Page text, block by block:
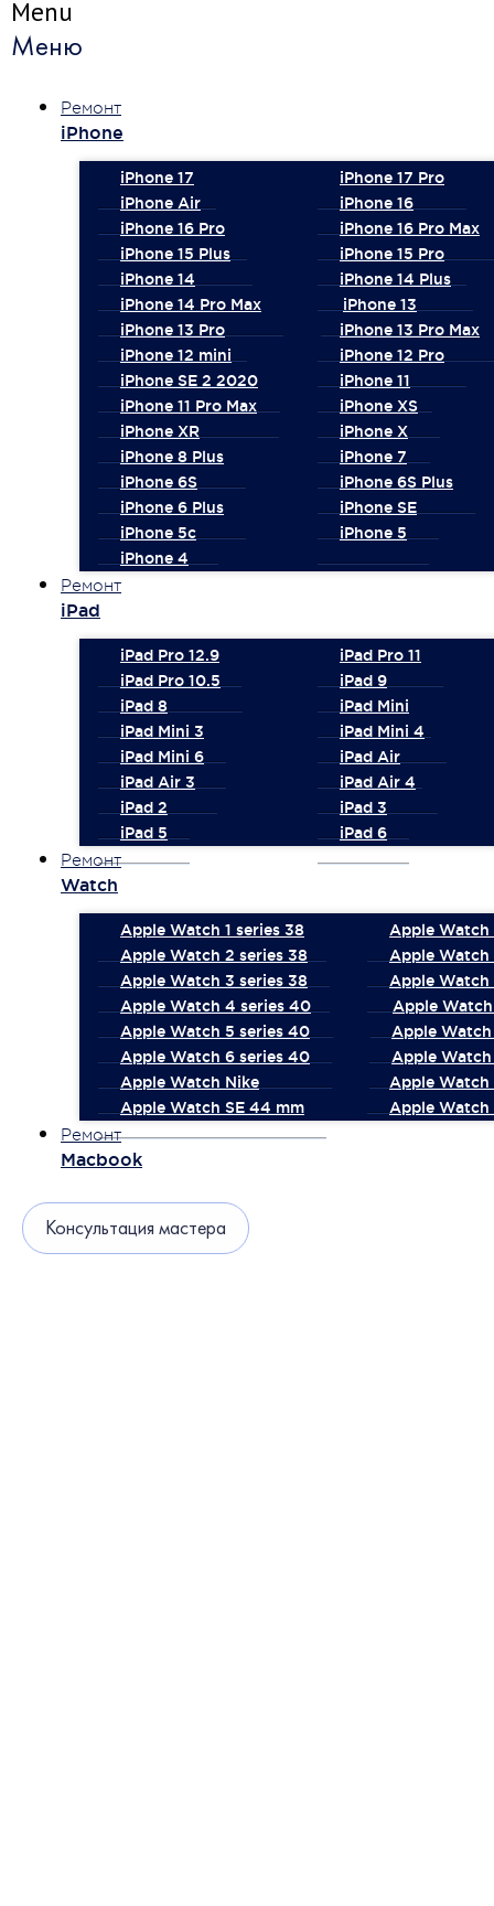
Menu
Меню
Ремонт
iPhone
iPhone 17
iPhone 17 Pro
iPhone Air
iPhone 16
iPhone 16 Pro
iPhone 16 Pro Max
iPhone 15 Plus
iPhone 15 Pro
iPhone 14
iPhone 14 Plus
iPhone 14 Pro Max
iPhone 13
iPhone 13 Pro
iPhone 13 Pro Max
iPhone 12 mini
iPhone 12 Pro
iPhone SE 2 2020
iPhone 11
iPhone 11 Pro Max
iPhone XS
iPhone XR
iPhone X
iPhone 8 Plus
iPhone 7
iPhone 6S
iPhone 6S Plus
iPhone 6 Plus
iPhone SE
iPhone 5c
iPhone 5
iPhone 4
Ремонт
iPad
iPad Pro 12.9
iPad Pro 11
iPad Pro 10.5
iPad 9
iPad 8
iPad Mini
iPad Mini 3
iPad Mini 4
iPad Mini 6
iPad Air
iPad Air 3
iPad Air 4
iPad 2
iPad 3
iPad 5
iPad 6
Ремонт
Watch
Apple Watch 1 series 38
Apple Watch
Apple Watch 2 series 38
Apple Watch
Apple Watch 3 series 38
Apple Watch
Apple Watch 4 series 40
Apple
Apple Watch 5 series 40
Apple
Apple Watch 6 series 40
Apple
Apple Watch Nike
Apple Watch
Apple Watch SE 44 mm
Apple Watch
Ремонт
Macbook
Консультация мастера